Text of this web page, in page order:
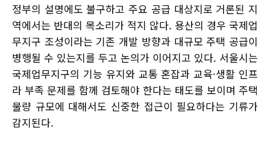
정부의 설명에도 불구하고 주요 공급 대상지로 거론된 지
역에서는 반대의 목소리가 적지 않다. 용산의 경우 국제업
무지구 조성이라는 기존 개발 방향과 대규모 주택 공급이
병행될 수 있는지를 두고 논의가 이어지고 있다. 서울시는
국제업무지구의 기능 유지와 교통 혼잡과 교육·생활 인프
라 부족 문제를 함께 검토해야 한다는 태도를 보이며 주택
물량 규모에 대해서도 신중한 접근이 필요하다는 기류가
감지된다.